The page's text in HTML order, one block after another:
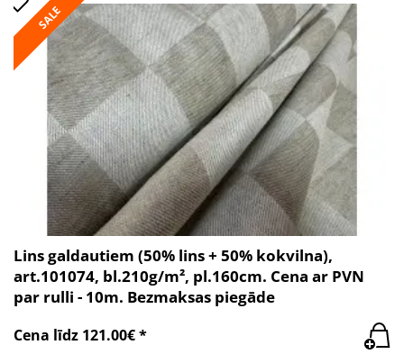
SALE
Lins galdautiem (50% lins + 50% kokvilna),
art.101074, bl.210g/m², pl.160cm. Cena ar PVN
par rulli - 10m. Bezmaksas piegāde
Cena līdz 121.00€ *